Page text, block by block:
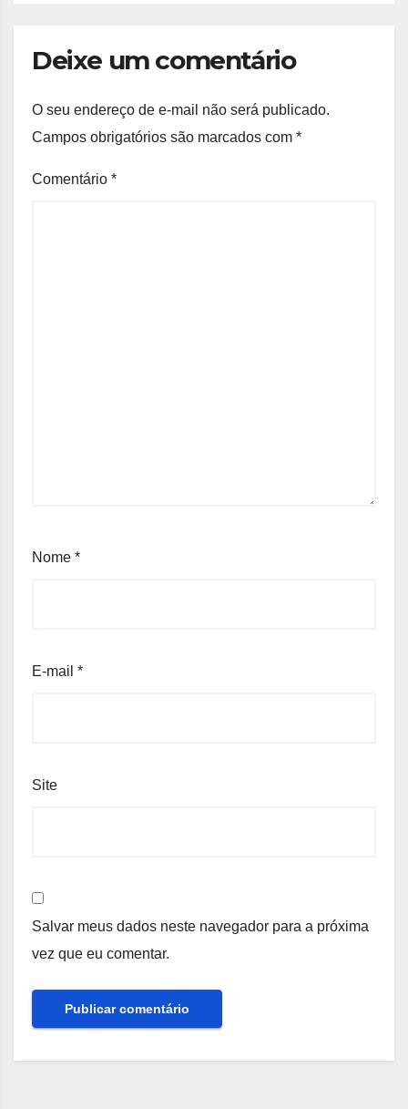
Deixe um comentário
O seu endereço de e-mail não será publicado.
Campos obrigatórios são marcados com *
Comentário *
Nome *
E-mail *
Site
Salvar meus dados neste navegador para a próxima
vez que eu comentar.